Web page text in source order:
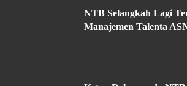
NTB Selangkah Lagi
Manajemen Talenta